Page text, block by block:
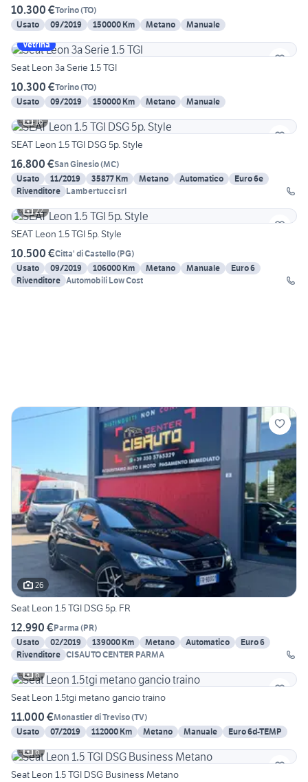
10.300 €Torino(TO)
Usato
09/2019 150000 Km Metano
Manuale
Vetrina
Seat Leon 3a Serie 1.5 TGI
10.300 €Torino(TO)
Usato
09/2019 150000 Km Metano
Manuale
16
SEAT Leon 1.5 TGI DSG 5p. Style
16.800 €San Ginesio(MC)
Usato
11/2019 35877 Km Metano Automatico
Euro 6e
Rivenditore Lambertucci srl
22
SEAT Leon 1.5 TGI 5p. Style
10.500 €Citta' di Castello(PG)
Usato
09/2019 106000 Km Metano Manuale
Euro 6
Rivenditore Automobili Low Cost
26
Seat Leon 1.5 TGI DSG 5p. FR
12.990 €Parma (PR)
Usato
02/2019 139000 Km Metano Automatico
Euro 6
Rivenditore CISAUTO CENTER PARMA
6
Seat Leon 1.5tgi metano gancio traino
11.000 €Monastier di Treviso(TV)
Usato
07/2019 112000 Km Metano Manuale
Euro 6d-TEMP
6
Seat Leon 1.5 TGI DSG Business Metano